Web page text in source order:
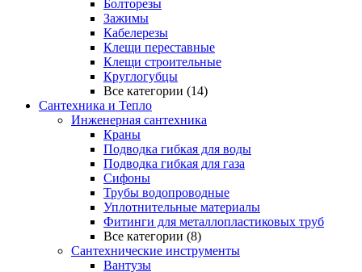
Болторезы
Зажимы
Кабелерезы
Клещи переставные
Клещи строительные
Круглогубцы
Все категории (14)
Сантехника и Тепло
Инженерная сантехника
Краны
Подводка гибкая для воды
Подводка гибкая для газа
Сифоны
Трубы водопроводные
Уплотнительные материалы
Фитинги для металлопластиковых труб
Все категории (8)
Сантехнические инструменты
Вантузы